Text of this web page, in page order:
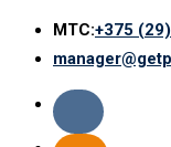
МТС:+375